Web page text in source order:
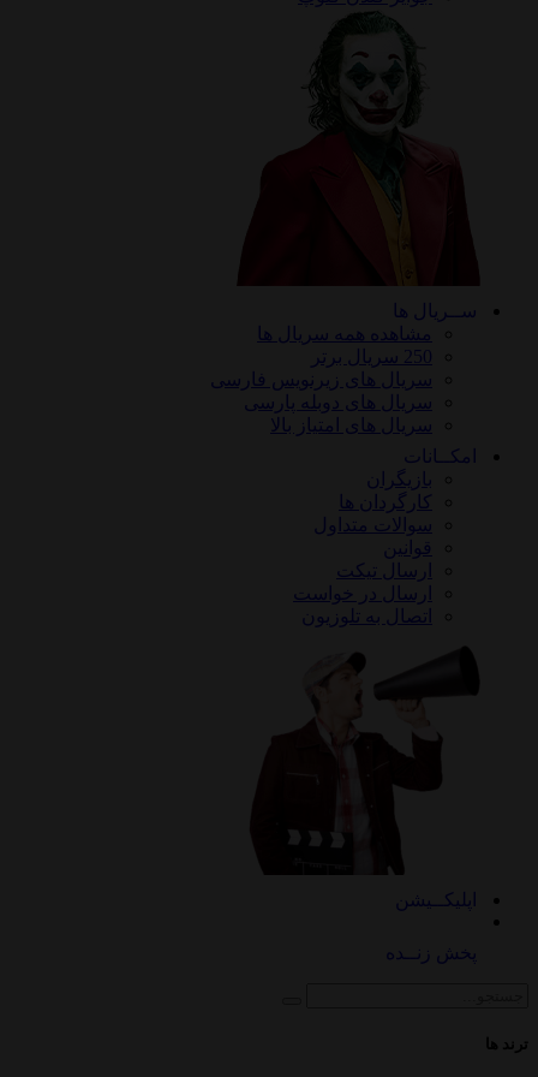
ها
مشاهده همه سریال ها
سریال های زیرنویس فارسی
سریال های دوبله پارسی
سریال های امتیاز بالا
کارگردان ها
سوالات متداول
ارسال در خواست
اتصال به تلوزیون
زنــده